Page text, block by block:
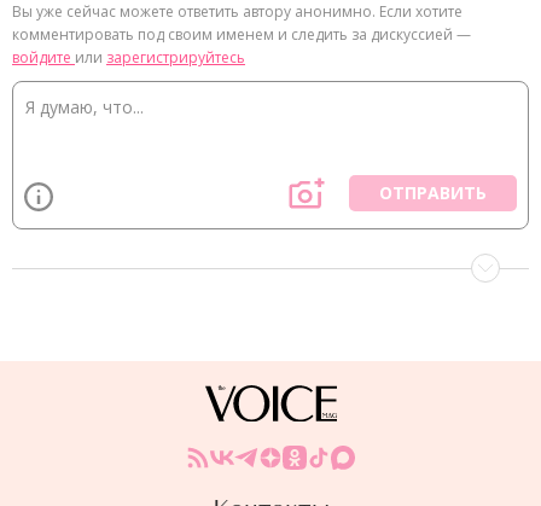
Вы уже сейчас можете ответить автору анонимно. Если хотите
комментировать под своим именем и следить за дискуссией —
войдите или зарегистрируйтесь
ОТПРАВИТЬ